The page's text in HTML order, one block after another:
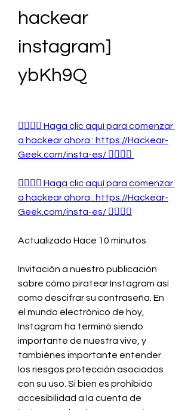
hackear
instagram]
ybKh9Q
👉🏻👉🏻 Haga clic aquí para comenzar
a hackear ahora : https://Hackear-
Geek.com/insta-es/ 👈🏻👈🏻
👉🏻👉🏻 Haga clic aquí para comenzar
a hackear ahora : https://Hackear-
Geek.com/insta-es/ 👈🏻👈🏻
Actualizado Hace 10 minutos :
Invitación a nuestro publicación
sobre cómo piratear Instagram así
como descifrar su contraseña. En
el mundo electrónico de hoy,
Instagram ha terminó siendo
importante de nuestra vive, y
tambiénes importante entender
los riesgos protección asociados
con su uso. Si bien es prohibido
accesibilidad a la cuenta de